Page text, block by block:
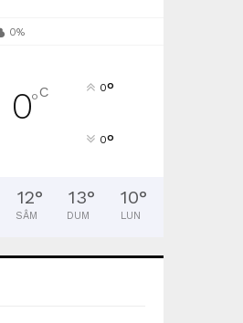
0%
0°C 0°
0°
12°
SÂM
13°
DUM
10°
LUN